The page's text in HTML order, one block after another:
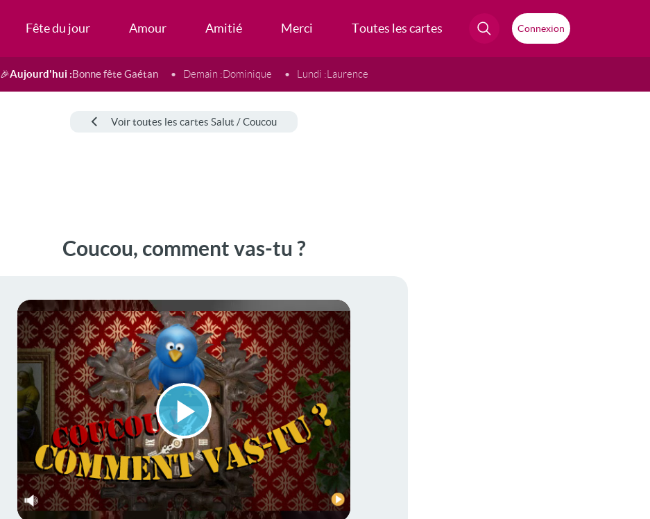
Fête du jour Amour Amitié Merci Toutes les cartes Connexion
🎉Aujourd'hui :Bonne fête Gaétan Demain :Dominique Lundi :Laurence
Voir toutes les cartes Salut / Coucou
Coucou, comment vas-tu ?
Lire
la